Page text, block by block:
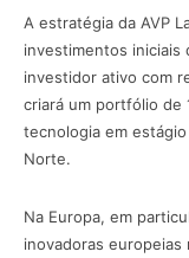
A estratégia da AVP
investimentos iniciais
investidor ativo com
criará um portfólio de
tecnologia em
Norte.
Na Europa, em
inovadoras europeias